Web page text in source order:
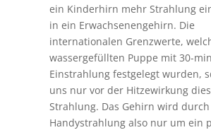
ein Kinderhirn mehr Strahlung
in ein Erwachsenengehirn. Die
internationalen Grenzwerte,
wassergefüllten Puppe mit 30-
Einstrahlung festgelegt wurden,
uns nur vor der Hitzewirkung
Strahlung. Das Gehirn wird
Handystrahlung also nur um ein